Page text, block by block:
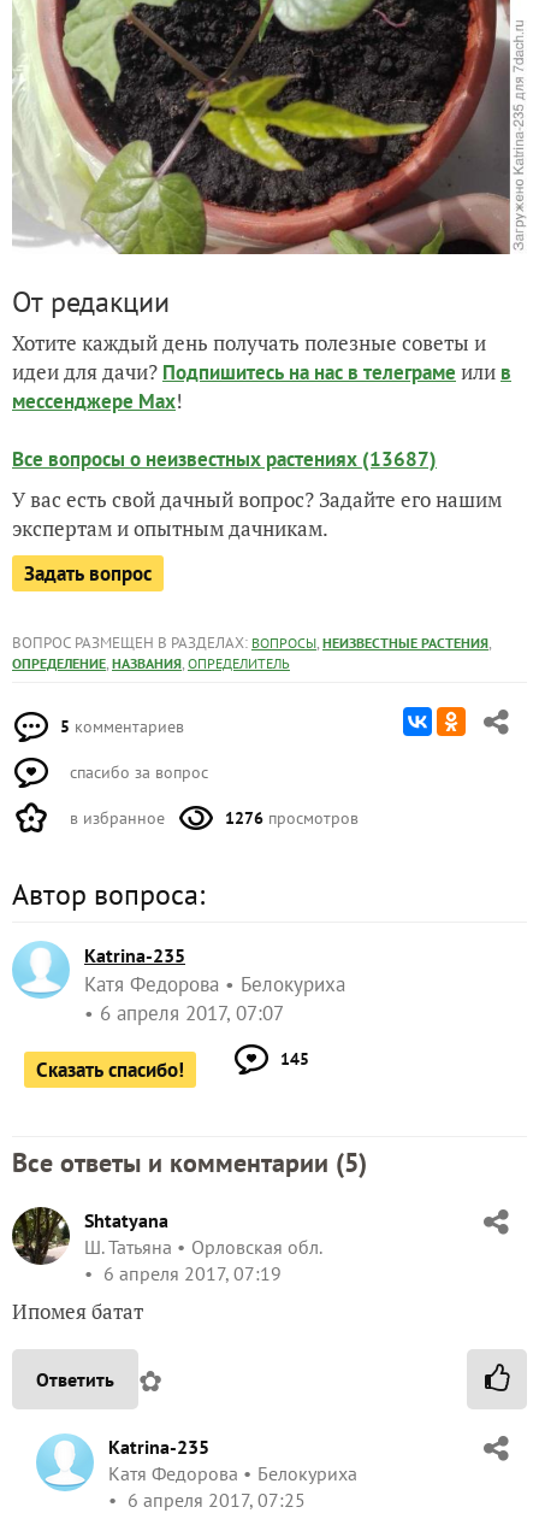
От редакции
Хотите каждый день получать полезные советы и
идеи для дачи? Подпишитесь на нас в телеграме или в
мессенджере Max!
Все вопросы о неизвестных растениях (13687)
У вас есть свой дачный вопрос? Задайте его нашим
экспертам и опытным дачникам.
Задать вопрос
ВОПРОС РАЗМЕЩЕН В РАЗДЕЛАХ: ВОПРОСЫ, НЕИЗВЕСТНЫЕ РАСТЕНИЯ,
ОПРЕДЕЛЕНИЕ, НАЗВАНИЯ, ОПРЕДЕЛИТЕЛЬ
5 комментариев
спасибо за вопрос
в избранное 1276 просмотров
Автор вопроса:
Katrina-235
Катя Федорова
Белокуриха
6 апреля 2017, 07:07
Сказать спасибо! 145
Все ответы и комментарии (5)
Shtatyana
Ш. Татьяна
Орловская обл.
6 апреля 2017, 07:19
Ипомея батат
Ответить ✿
Katrina-235
Катя Федорова
Белокуриха
6 апреля 2017, 07:25